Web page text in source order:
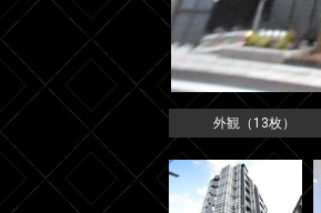
外観（13枚）